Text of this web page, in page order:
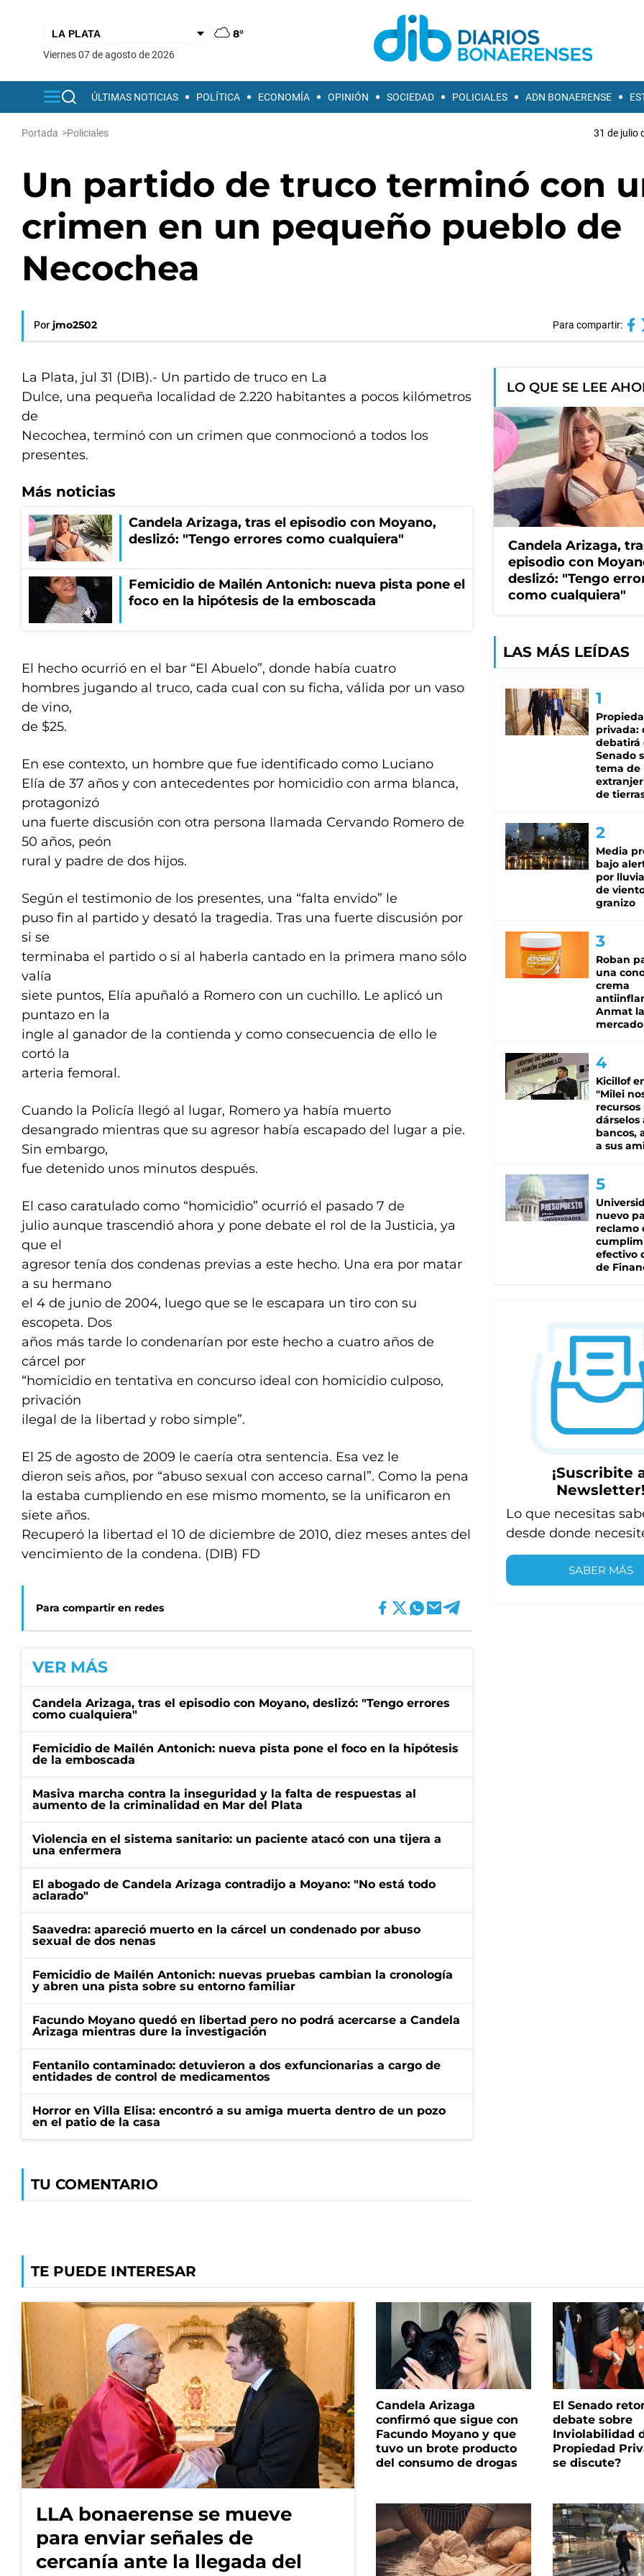
8°
viernes 07 de agosto de 2026
ÚLTIMAS NOTICIAS POLÍTICA ECONOMÍA OPINIÓN SOCIEDAD POLICIALES ADN BONAERENSE
Portada >Policiales 31 de julio
Un partido de truco terminó con
crimen en un pequeño pueblo de
Necochea
Por jmo2502 Para compartir:
La Plata, jul 31 (DIB).- Un partido de truco en La
Dulce, una pequeña localidad de 2.220 habitantes a pocos kilómetros
de
Necochea, terminó con un crimen que conmocionó a todos los
presentes.
Más noticias
Candela Arizaga, tras el episodio con Moyano,
deslizó: "Tengo errores como cualquiera"
Femicidio de Mailén Antonich: nueva pista pone el
foco en la hipótesis de la emboscada
El hecho ocurrió en el bar “El Abuelo”, donde había cuatro
hombres jugando al truco, cada cual con su ficha, válida por un vaso
de vino,
de $25.
En ese contexto, un hombre que fue identificado como Luciano
Elía de 37 años y con antecedentes por homicidio con arma blanca,
protagonizó
una fuerte discusión con otra persona llamada Cervando Romero de
50 años, peón
rural y padre de dos hijos.
Según el testimonio de los presentes, una “falta envido” le
puso fin al partido y desató la tragedia. Tras una fuerte discusión por
si se
terminaba el partido o si al haberla cantado en la primera mano sólo
valía
siete puntos, Elía apuñaló a Romero con un cuchillo. Le aplicó un
puntazo en la
ingle al ganador de la contienda y como consecuencia de ello le
cortó la
arteria femoral.
Cuando la Policía llegó al lugar, Romero ya había muerto
desangrado mientras que su agresor había escapado del lugar a pie.
Sin embargo,
fue detenido unos minutos después.
El caso caratulado como “homicidio” ocurrió el pasado 7 de
julio aunque trascendió ahora y pone debate el rol de la Justicia, ya
que el
agresor tenía dos condenas previas a este hecho. Una era por matar
a su hermano
el 4 de junio de 2004, luego que se le escapara un tiro con su
escopeta. Dos
años más tarde lo condenarían por este hecho a cuatro años de
cárcel por
“homicidio en tentativa en concurso ideal con homicidio culposo,
privación
ilegal de la libertad y robo simple”.
El 25 de agosto de 2009 le caería otra sentencia. Esa vez le
dieron seis años, por “abuso sexual con acceso carnal”. Como la pena
la estaba cumpliendo en ese mismo momento, se la unificaron en
siete años.
Recuperó la libertad el 10 de diciembre de 2010, diez meses antes del
vencimiento de la condena. (DIB) FD
Para compartir en redes
VER MÁS
Candela Arizaga, tras el episodio con Moyano, deslizó: "Tengo errores
como cualquiera"
Femicidio de Mailén Antonich: nueva pista pone el foco en la hipótesis
de la emboscada
Masiva marcha contra la inseguridad y la falta de respuestas al
aumento de la criminalidad en Mar del Plata
Violencia en el sistema sanitario: un paciente atacó con una tijera a
una enfermera
El abogado de Candela Arizaga contradijo a Moyano: "No está todo
aclarado"
Saavedra: apareció muerto en la cárcel un condenado por abuso
sexual de dos nenas
Femicidio de Mailén Antonich: nuevas pruebas cambian la cronología
y abren una pista sobre su entorno familiar
Facundo Moyano quedó en libertad pero no podrá acercarse a Candela
Arizaga mientras dure la investigación
Fentanilo contaminado: detuvieron a dos exfuncionarias a cargo de
entidades de control de medicamentos
Horror en Villa Elisa: encontró a su amiga muerta dentro de un pozo
en el patio de la casa
TU COMENTARIO
LO QUE SE LEE
Candela Arizaga,
episodio con
deslizó: "Tengo
como cualquiera"
LAS MÁS LEÍDAS
privada:
debatirá
Senado
tema de
de
Media
bajo
por
de
granizo
Roban
una
crema
Anmat
mercado
Kicillof
"Milei
recursos
dárselos
bancos,
a sus
nuevo
reclamo
efectivo
de
¡Suscribite
Newsletter!
Lo que necesitas
desde donde
SABER MÁS
TE PUEDE INTERESAR
LLA bonaerense se mueve
para enviar señales de
cercanía ante la llegada del
Candela Arizaga
confirmó que sigue con
Facundo Moyano y que
tuvo un brote producto
del consumo de drogas
El Senado
debate sobre
Inviolabilidad
Propiedad
se discute?